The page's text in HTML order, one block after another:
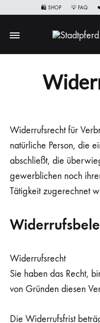
🛍 SHOP 💡 FAQ
Widerrufsrecht für
natürliche Person, die
abschließt, die
gewerblichen noch
Tätigkeit zugerechnet
Widerrufsrecht
Sie haben das Recht,
von Gründen diesen
Die Widerrufsfrist